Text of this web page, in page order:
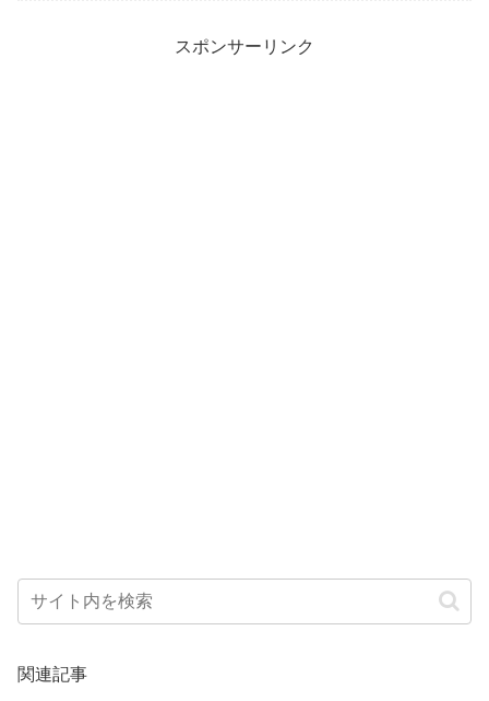
スポンサーリンク
関連記事